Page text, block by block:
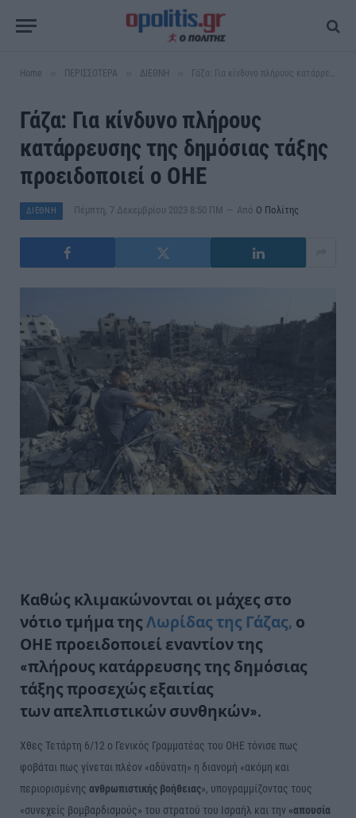
Home ΠΕΡΙΣΣΟΤΕΡΑ ΔΙΕΘΝΗ Γάζα: Για κίνδυνο πλήρους κατάρρευσης της δημόσιας τάξης προειδοποιεί ο ΟΗΕ
Γάζα: Για κίνδυνο πλήρους
κατάρρευσης της δημόσιας τάξης
προειδοποιεί ο ΟΗΕ
ΔΙΕΘΝΗ Πέμπτη, 7 Δεκεμβρίου 2023 8:50 ΠΜ Από Ο Πολίτης
Καθώς κλιμακώνονται οι μάχες στο
νότιο τμήμα της Λωρίδας της Γάζας, ο
ΟΗΕ προειδοποιεί εναντίον της
«πλήρους κατάρρευσης της δημόσιας
τάξης προσεχώς εξαιτίας
των απελπιστικών συνθηκών».
Χθες Τετάρτη 6/12 ο Γενικός Γραμματέας του ΟΗΕ τόνισε πως
φοβάται πως γίνεται πλέον «αδύνατη» η διανομή «ακόμη και
περιορισμένης ανθρωπιστικής βοήθειας», υπογραμμίζοντας τους
«συνεχείς βομβαρδισμούς» του στρατού του Ισραήλ και την «απουσία